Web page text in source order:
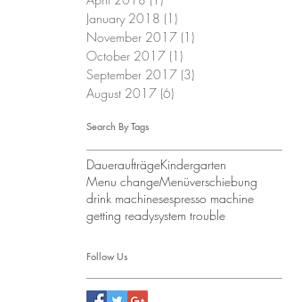
January 2018 (1)
November 2017 (1)
October 2017 (1)
September 2017 (3)
August 2017 (6)
Search By Tags
DaueraufträgeKindergarten
Menu changeMenüverschiebung
drink machinesespresso machine
getting readysystem trouble
Follow Us